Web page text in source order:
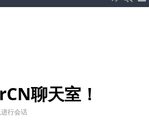
聊天室！
行会话